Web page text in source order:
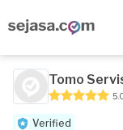
Tomo
Verified